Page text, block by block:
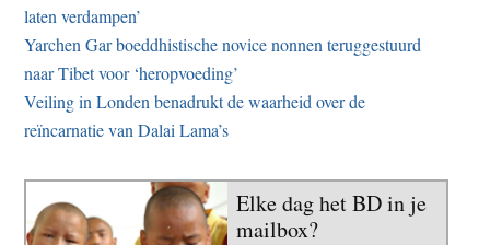
laten verdampen’
Yarchen Gar boeddhistische novice nonnen teruggestuurd
naar Tibet voor ‘heropvoeding’
Veiling in Londen benadrukt de waarheid over de
reïncarnatie van Dalai Lama’s
Elke dag het BD in je
mailbox?